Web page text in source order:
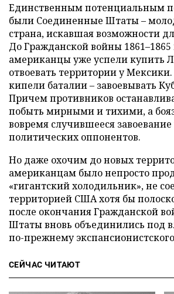
Единственным потенциальным
были Соединенные Штаты –
страна, искавшая возможности
До Гражданской войны 1861–1865
американцы уже успели купить
отвоевать территории у Мексики.
кипели баталии – завоевывать
Причем противников
побыть мирными и тихими, а
вовремя случившееся
политических оппонентов.
Но даже охочим до новых
американцам было непросто
«гигантский холодильник», не
территорией США хотя бы
после окончания Гражданской
Штаты вновь объединились под
по-прежнему
СЕЙЧАС ЧИТАЮТ